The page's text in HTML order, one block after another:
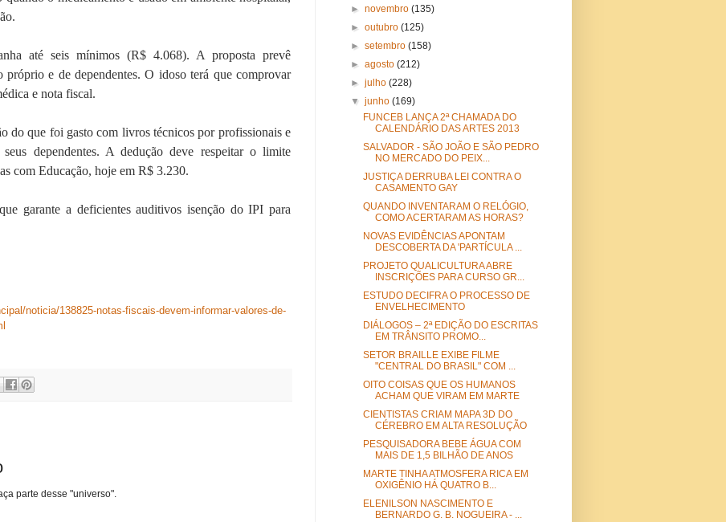
até seis mínimos (R$ 4.068). A proposta prevê
próprio e de dependentes. O idoso terá que comprovar
e nota fiscal.
do que foi gasto com livros técnicos por profissionais e
dependentes. A dedução deve respeitar o limite
com Educação, hoje em R$ 3.230.
garante a deficientes auditivos isenção do IPI para
noticia/138825-notas-fiscais-devem-informar-valores-de-
parte desse "universo".
►novembro(135)
►outubro(125)
►setembro(158)
►agosto(212)
►julho(228)
▼junho(169)
FUNCEB LANÇA 2ª CHAMADA DO
CALENDÁRIO DAS ARTES 2013
SALVADOR - SÃO JOÃO E SÃO PEDRO
NO MERCADO DO PEIX...
JUSTIÇA DERRUBA LEI CONTRA O
CASAMENTO GAY
QUANDO INVENTARAM O RELÓGIO,
COMO ACERTARAM AS HORAS?
NOVAS EVIDÊNCIAS APONTAM
DESCOBERTA DA 'PARTÍCULA ...
PROJETO QUALICULTURA ABRE
INSCRIÇÕES PARA CURSO GR...
ESTUDO DECIFRA O PROCESSO DE
ENVELHECIMENTO
DIÁLOGOS – 2ª EDIÇÃO DO ESCRITAS
EM TRÂNSITO PROMO...
SETOR BRAILLE EXIBE FILME
"CENTRAL DO BRASIL" COM ...
OITO COISAS QUE OS HUMANOS
ACHAM QUE VIRAM EM MARTE
CIENTISTAS CRIAM MAPA 3D DO
CÉREBRO EM ALTA RESOLUÇÃO
PESQUISADORA BEBE ÁGUA COM
MAIS DE 1,5 BILHÃO DE ANOS
MARTE TINHA ATMOSFERA RICA EM
OXIGÊNIO HÁ QUATRO B...
ELENILSON NASCIMENTO E
BERNARDO G. B. NOGUEIRA - ...